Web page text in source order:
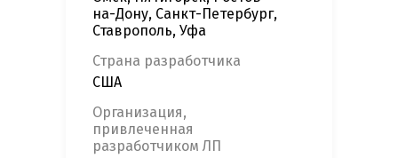
на-Дону, Санкт-Петербург,
Ставрополь, Уфа
Страна разработчика
США
Организация,
привлеченная
разработчиком ЛП